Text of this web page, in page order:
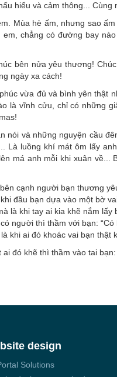
hiểu và cảm thông... Cùng
Mùa hè ấm, nhưng sao
chẳng có đường bay
bên nửa yêu thương!
ngày xa cách!
vừa đủ và bình yên thật
là vĩnh cửu, chỉ có những
nói và những nguyện cầu
Là luồng khí mát ôm lấy
má anh mỗi khi xuân về...
cạnh người bạn thương
đầu bạn dựa vào một bờ
là khi tay ai kia khẽ nắm lấy
người thì thầm với bạn: “Có
khi ai đó khoác vai bạn thật
đó khẽ thì thầm vào tai bạn:
design
Solutions